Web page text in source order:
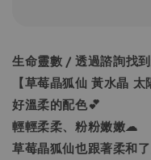
生命靈數 / 透過諮詢找
【草莓晶狐仙 黃水晶 太
好溫柔的配色💕
輕輕柔柔、粉粉嫩嫩☁
草莓晶狐仙也跟著柔和